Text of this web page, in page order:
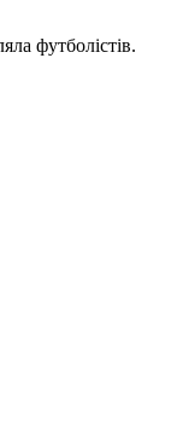
футболістів.